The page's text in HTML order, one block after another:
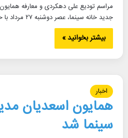
مراسم تودیع علی دهکردی و معارفه
جدید خانه سینما، عصر دوشنبه ۲۷ مرداد با حضور…
بیشتر بخوانید »
اخبار
همایون اسعدیان
سینما شد